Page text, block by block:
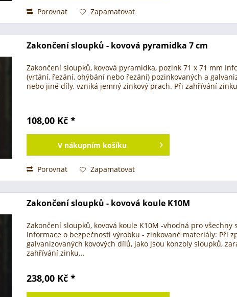
Porovnat Zapamatovat
Zakončení sloupků - kovová pyramidka 7 cm
Zakončení sloupků, kovová pyramidka, pozink 71 x 71 mm
(vrtání, řezání, ohýbání nebo řezání) pozinkovaných a
nebo jiné díly, vzniká jemný zinkový prach. Při zahřívání
108,00 Kč *
V nákupním košíku
Porovnat Zapamatovat
Zakončení sloupků - kovová koule K10M
Zakončení sloupků, kovová koule K10M -vhodná pro
Informace o bezpečnosti výrobku - zinkované materiály: Při
galvanizovaných kovových dílů, jako jsou konzoly sloupků,
zahřívání zinku...
238,00 Kč *